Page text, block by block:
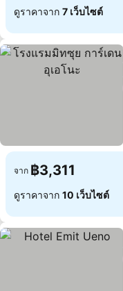
ดูราคาจาก 7 เว็บไซต์
จาก ฿3,311
ดูราคาจาก 10 เว็บไซต์